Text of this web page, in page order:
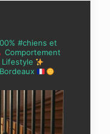
#chiens et
Comportement
Lifestyle
Bordeaux